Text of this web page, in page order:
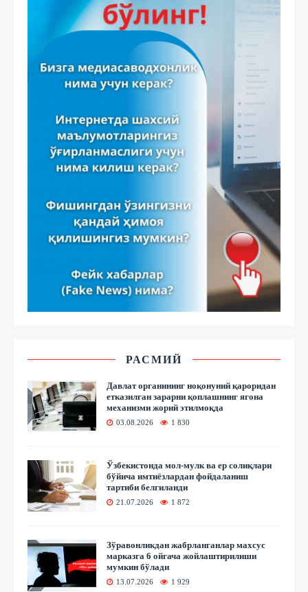
РАСМИЙ
Давлат органининг ноқонуний қароридан
етказилган зарарни қоплашнинг ягона
механизми жорий этилмоқда
03.08.2026 1 830
Ўзбекистонда мол-мулк ва ер солиқлари
бўйича имтиёзлардан фойдаланиш
тартиби белгиланди
21.07.2026 1 872
Зўравонликдан жабрланганлар махсус
марказга 6 ойгача жойлаштирилиши
мумкин бўлади
13.07.2026 1 929